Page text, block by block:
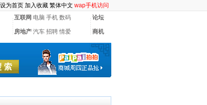
设为首页 加入收藏 繁体中文 wap手机访问
互联网 电脑 手机 数码 论坛
房地产 汽车 招聘 情爱 商机